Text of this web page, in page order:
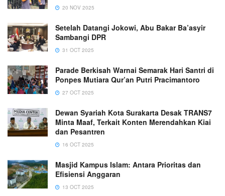
20 NOV 2025
Setelah Datangi Jokowi, Abu Bakar Ba’asyir
Sambangi DPR
31 OCT 2025
Parade Berkisah Warnai Semarak Hari Santri di
Ponpes Mutiara Qur’an Putri Pracimantoro
27 OCT 2025
Dewan Syariah Kota Surakarta Desak TRANS7
Minta Maaf, Terkait Konten Merendahkan Kiai
dan Pesantren
16 OCT 2025
Masjid Kampus Islam: Antara Prioritas dan
Efisiensi Anggaran
13 OCT 2025